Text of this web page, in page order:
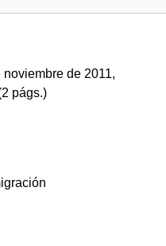
de 2011,
págs.)